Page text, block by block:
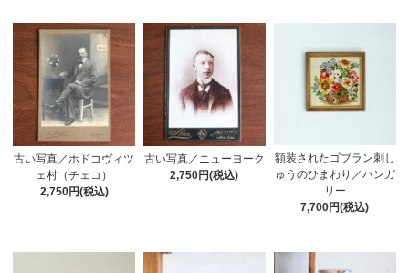
古い写真／ホドコヴィツ
ェ村（チェコ）
2,750円(税込)
古い写真／ニューヨーク
2,750円(税込)
額装されたゴブラン刺し
ゅうのひまわり／ハンガ
リー
7,700円(税込)